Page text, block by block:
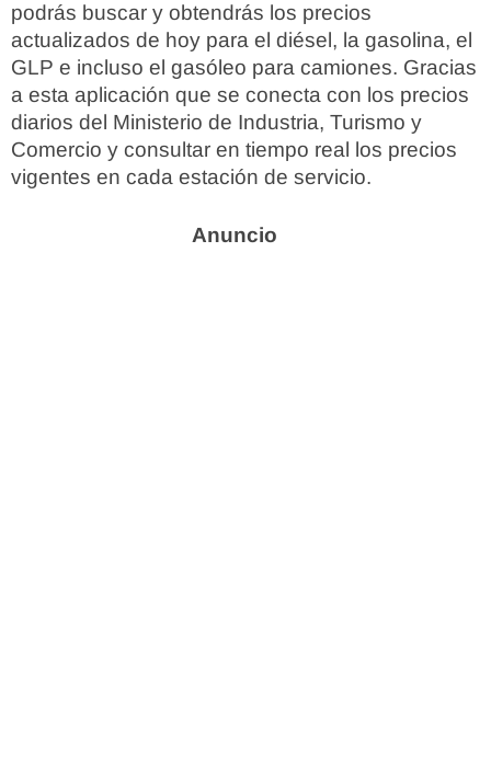
podrás buscar y obtendrás los precios
actualizados de hoy para el diésel, la gasolina, el
GLP e incluso el gasóleo para camiones. Gracias
a esta aplicación que se conecta con los precios
diarios del Ministerio de Industria, Turismo y
Comercio y consultar en tiempo real los precios
vigentes en cada estación de servicio.